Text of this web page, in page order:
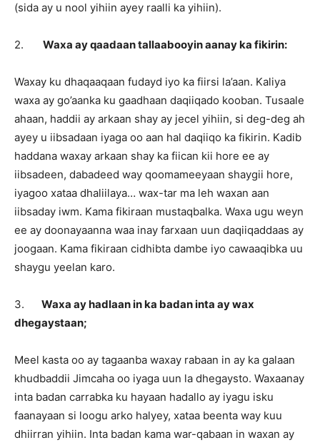
(sida ay u nool yihiin ayey raalli ka yihiin).
2. Waxa ay qaadaan tallaabooyin aanay ka fikirin:
Waxay ku dhaqaaqaan fudayd iyo ka fiirsi la’aan. Kaliya
waxa ay go’aanka ku gaadhaan daqiiqado kooban. Tusaale
ahaan, haddii ay arkaan shay ay jecel yihiin, si deg-deg ah
ayey u iibsadaan iyaga oo aan hal daqiiqo ka fikirin. Kadib
haddana waxay arkaan shay ka fiican kii hore ee ay
iibsadeen, dabadeed way qoomameeyaan shaygii hore,
iyagoo xataa dhaliilaya… wax-tar ma leh waxan aan
iibsaday iwm. Kama fikiraan mustaqbalka. Waxa ugu weyn
ee ay doonayaanna waa inay farxaan uun daqiiqaddaas ay
joogaan. Kama fikiraan cidhibta dambe iyo cawaaqibka uu
shaygu yeelan karo.
3. Waxa ay hadlaan in ka badan inta ay wax
dhegaystaan;
Meel kasta oo ay tagaanba waxay rabaan in ay ka galaan
khudbaddii Jimcaha oo iyaga uun la dhegaysto. Waxaanay
inta badan carrabka ku hayaan hadallo ay iyagu isku
faanayaan si loogu arko halyey, xataa beenta way kuu
dhiirran yihiin. Inta badan kama war-qabaan in waxan ay